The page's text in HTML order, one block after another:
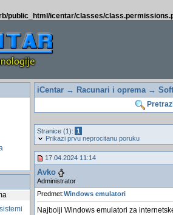
public_html/icentar/classes/
iCentar→ Racunari i oprema→
Stranice (1): 1
Prikazi prvu neprocitanu poruku
17.04.2024 11:14
Avko
Administrator
Predmet:Windows emulatori
Najbolji Windows emulatori za